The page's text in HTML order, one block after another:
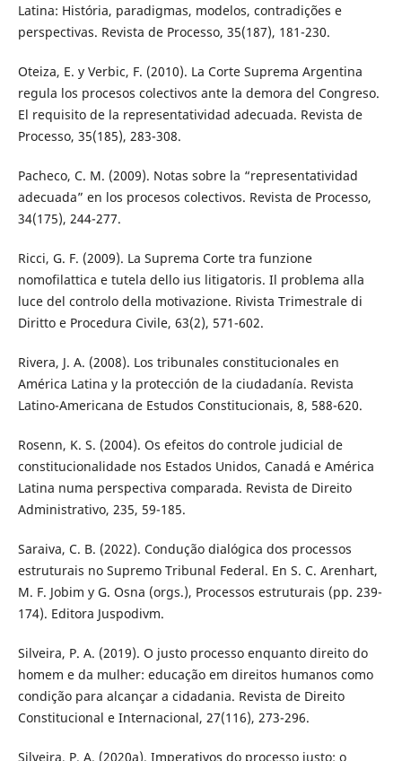
Latina: História, paradigmas, modelos, contradições e
perspectivas. Revista de Processo, 35(187), 181-230.
Oteiza, E. y Verbic, F. (2010). La Corte Suprema Argentina
regula los procesos colectivos ante la demora del Congreso.
El requisito de la representatividad adecuada. Revista de
Processo, 35(185), 283-308.
Pacheco, C. M. (2009). Notas sobre la “representatividad
adecuada” en los procesos colectivos. Revista de Processo,
34(175), 244-277.
Ricci, G. F. (2009). La Suprema Corte tra funzione
nomofilattica e tutela dello ius litigatoris. Il problema alla
luce del controlo della motivazione. Rivista Trimestrale di
Diritto e Procedura Civile, 63(2), 571-602.
Rivera, J. A. (2008). Los tribunales constitucionales en
América Latina y la protección de la ciudadanía. Revista
Latino-Americana de Estudos Constitucionais, 8, 588-620.
Rosenn, K. S. (2004). Os efeitos do controle judicial de
constitucionalidade nos Estados Unidos, Canadá e América
Latina numa perspectiva comparada. Revista de Direito
Administrativo, 235, 59-185.
Saraiva, C. B. (2022). Condução dialógica dos processos
estruturais no Supremo Tribunal Federal. En S. C. Arenhart,
M. F. Jobim y G. Osna (orgs.), Processos estruturais (pp. 239-
174). Editora Juspodivm.
Silveira, P. A. (2019). O justo processo enquanto direito do
homem e da mulher: educação em direitos humanos como
condição para alcançar a cidadania. Revista de Direito
Constitucional e Internacional, 27(116), 273-296.
Silveira, P. A. (2020a). Imperativos do processo justo: o